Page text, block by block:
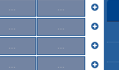
...
...
...
...
...
...
...
...